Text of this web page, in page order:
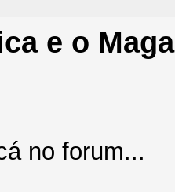
e o
no forum...